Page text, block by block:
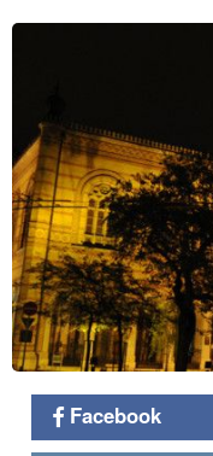
Facebook